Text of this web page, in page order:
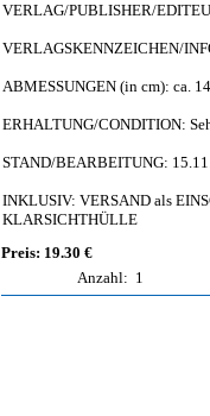
VERLAG/PUBLISHER/
VERLAGSKENNZEICHEN/
ABMESSUNGEN (in cm): ca.
ERHALTUNG/CONDITION:
STAND/BEARBEITUNG:
INKLUSIV: VERSAND als
KLARSICHTHÜLLE
Preis: 19.30 €
Anzahl: 1